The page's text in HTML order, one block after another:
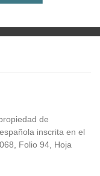
de
inscrita en el
Folio 94, Hoja